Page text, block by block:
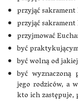
przyjąć
przyjąć
przyjmować
być
być wolną od
być wyznaczoną
jego rodziców, a
kto ich zastępuje,